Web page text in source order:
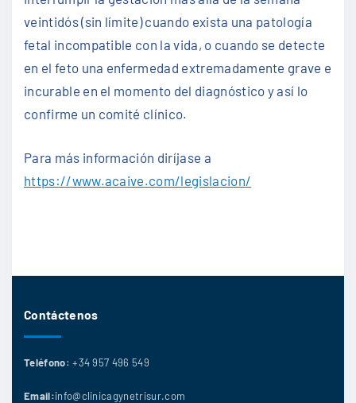
veintidós (sin límite) cuando exista una patología
fetal incompatible con la vida, o cuando se detecte
en el feto una enfermedad extremadamente grave e
incurable en el momento del diagnóstico y así lo
confirme un comité clínico.
Para más información diríjase a
https://www.acaive.com/legislacion/
Contáctenos
Teléfono: +34 957 496 549
Email:info@clinicagynetrisur.com